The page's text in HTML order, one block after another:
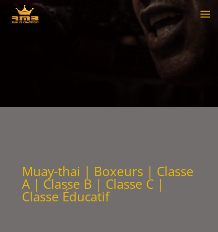
Muay-thai | Boxeurs | Classe
A| Classe B | Classe C|
Classe Éducatif